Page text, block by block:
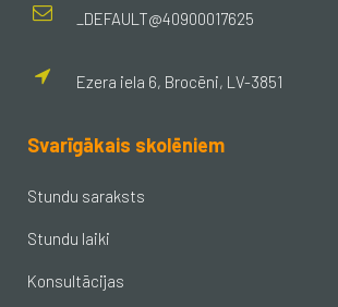
_DEFAULT@40900017625
Ezera iela 6, Brocēni, LV-3851
Svarīgākais skolēniem
Stundu saraksts
Stundu laiki
Konsultācijas